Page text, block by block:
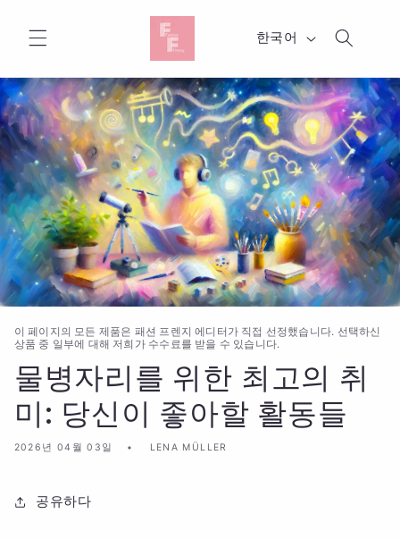
뛰기
언
한국어
이 페이지의 모든 제품은 패션 프렌지 에디터가 직접 선정했습니다. 선택하신
상품 중 일부에 대해 저희가 수수료를 받을 수 있습니다.
물병자리를 위한 최고의 취
미: 당신이 좋아할 활동들
2026년 04월 03일 LENA MÜLLER
공유하다